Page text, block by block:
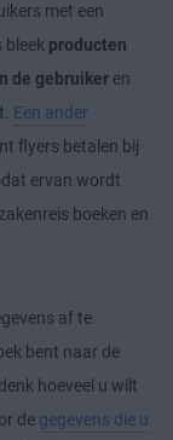
met een
bleek producten
de gebruiker en
Een ander
flyers betalen bij
ervan wordt
boeken en
af te
bent naar de
hoeveel u wilt
de gegevens die u